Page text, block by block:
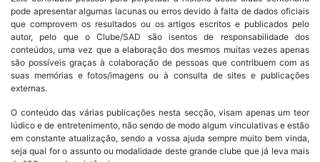
pode apresentar algumas lacunas ou erros devido à falta de dados oficiais
que comprovem os resultados ou os artigos escritos e publicados pelo
autor, pelo que o Clube/SAD são isentos de responsabilidade dos
conteúdos, uma vez que a elaboração dos mesmos muitas vezes apenas
são possíveis graças à colaboração de pessoas que contribuem com as
suas memórias e fotos/imagens ou à consulta de sites e publicações
externas.
O conteúdo das várias publicações nesta secção, visam apenas um teor
lúdico e de entretenimento, não sendo de modo algum vinculativas e estão
em constante atualização, sendo a vossa ajuda sempre muito bem vinda,
seja qual for o assunto ou modalidade deste grande clube que já leva mais